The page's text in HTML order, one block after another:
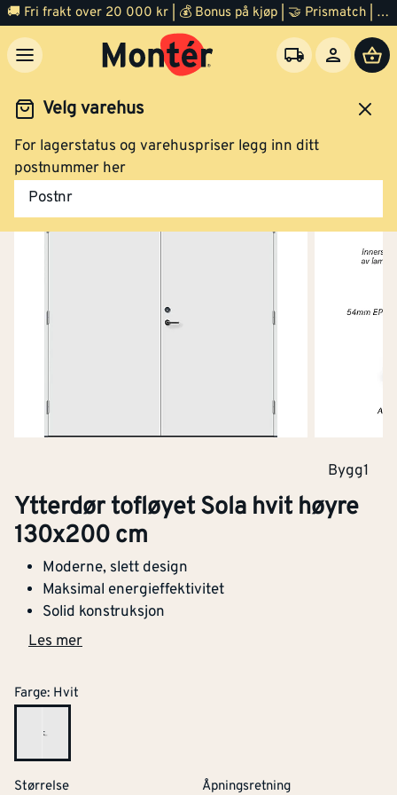
🚚 Fri frakt over 20 000 kr | 💰 Bonus på kjøp | 🤝 Prismatch | ⭐ 100% fornøyd garanti | 🏪 140 byggevarehus
Velg varehus
For lagerstatus og varehuspriser legg inn ditt
postnummer her
Postnr
Dør Ytterdør
Bygg1
Ytterdør tofløyet Sola hvit høyre
130x200 cm
Moderne, slett design
Maksimal energieffektivitet
Solid konstruksjon
Les mer
Farge: Hvit
Størrelse Åpningsretning